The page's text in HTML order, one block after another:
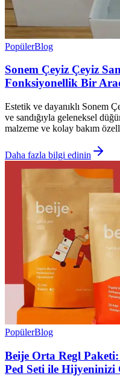
PopülerBlog
Sonem Çeyiz Çeyiz
Fonksiyonellik Bir
Estetik ve dayanıklı Sonem
ve sandığıyla geleneksel
malzeme ve kolay bakım
Daha fazla bilgi edinin
PopülerBlog
Beije Orta Regl
Ped Seti ile Hijyeninizi